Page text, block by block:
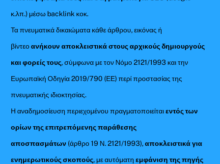
κ.λπ.) μέσω backlink κοκ.
Τα πνευματικά δικαιώματα κάθε άρθρου, εικόνας ή
βίντεοανήκουν αποκλειστικά στους αρχικούς δημιουργούς
και φορείς τους, σύμφωνα με τον Νόμο 2121/1993 και την
Ευρωπαϊκή Οδηγία 2019/790 (ΕΕ) περί προστασίας της
πνευματικής ιδιοκτησίας.
Η αναδημοσίευση περιεχομένου πραγματοποιείταιεντός των
ορίων της επιτρεπόμενης παράθεσης
αποσπασμάτων (άρθρο 19 Ν. 2121/1993),αποκλειστικά για
ενημερωτικούς σκοπούς, με αυτόματηεμφάνιση της πηγής